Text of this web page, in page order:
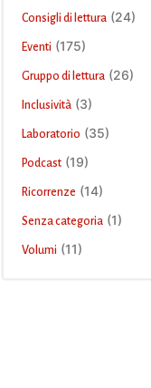
Consigli di lettura (24)
Eventi (175)
Gruppo di lettura (26)
Inclusività (3)
Laboratorio (35)
Podcast (19)
Ricorrenze (14)
Senza categoria (1)
Volumi (11)